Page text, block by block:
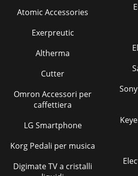
Atomic Accessories
Exerpreutic
Altherma
Cutter
Omron Accessori per
caffettiera
LG Smartphone
Korg Pedali per musica
Digimate TV a cristalli
Sony MDS-JE630 Manuale
Keyence DL-